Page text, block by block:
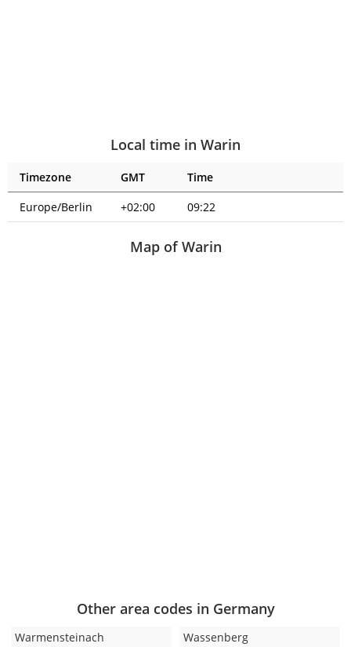
Local time in Warin
Timezone GMT
Time
Europe/Berlin
+02:00 09:22
Map of Warin
Other area codes in Germany
Warmensteinach Wassenberg